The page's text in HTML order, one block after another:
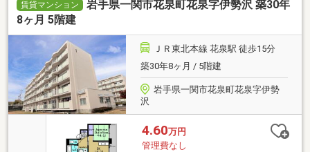
賃貸マンション
岩手県一関市花泉町花泉字伊勢沢 築30年
8ヶ月 5階建
ＪＲ東北本線 花泉駅 徒歩15分
築30年8ヶ月 / 5階建
岩手県一関市花泉町花泉字伊勢
沢
4.60万円
管理費なし